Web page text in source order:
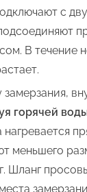
с
В течение
замерзания,
горячей
меньшего
Шланг